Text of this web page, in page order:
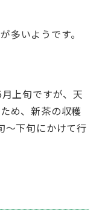
多いようです。
上旬ですが、天
め、新茶の収穫
～下旬にかけて行